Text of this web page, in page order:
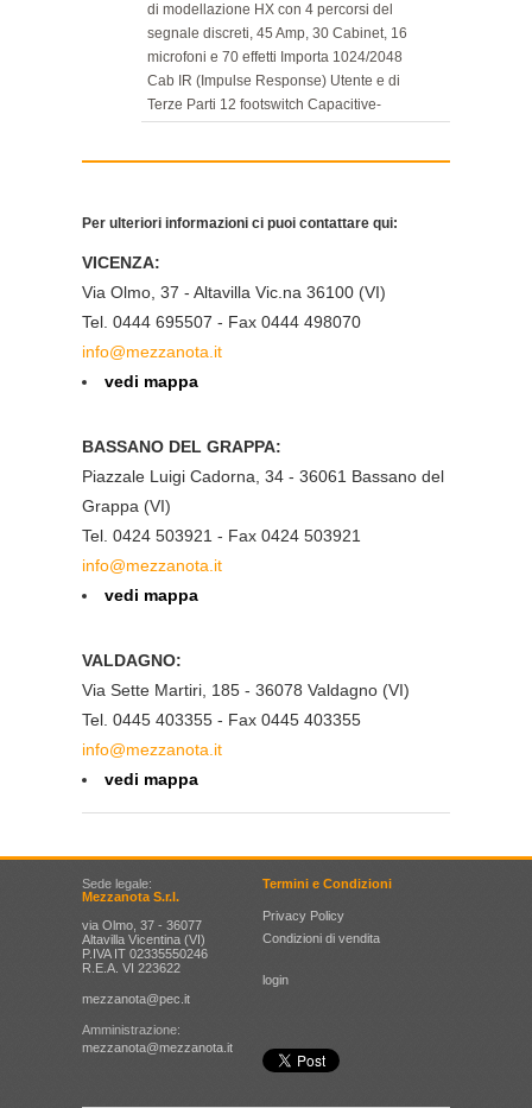
di modellazione HX con 4 percorsi del
segnale discreti, 45 Amp, 30 Cabinet, 16
microfoni e 70 effetti Importa 1024/2048
Cab IR (Impulse Response) Utente e di
Terze Parti 12 footswitch Capacitive-
pedale e di espressione Assegnazione
pedali di espressione, CV/Espression Out,
switch amplificatore esterno, controllo MIDI,
XLR input Numerosi I/O per una perfetta
integrazione con l'intera strumentazione 10
interfaccia audio USB 8 In / 8 Out AES /
di 123dB leader del settore sull'ingresso
bassissimo rumore Costruzione in Alluminio
estremamente robusta Dimensioni: 560 x
301 x 91mm Peso: 6.6 kg Codice prodotto:
Per ulteriori informazioni ci puoi contattare qui:
VICENZA:
Via Olmo, 37 - Altavilla Vic.na 36100 (VI)
Tel. 0444 695507 - Fax 0444 498070
info@mezzanota.it
vedi mappa
BASSANO DEL GRAPPA:
Piazzale Luigi Cadorna, 34 - 36061 Bassano del
Grappa (VI)
Tel. 0424 503921 - Fax 0424 503921
info@mezzanota.it
vedi mappa
VALDAGNO:
Via Sette Martiri, 185 - 36078 Valdagno (VI)
Tel. 0445 403355 - Fax 0445 403355
info@mezzanota.it
vedi mappa
Sede legale:
Mezzanota S.r.l.
via Olmo, 37 - 36077
Altavilla Vicentina (VI)
P.IVA IT 02335550246
R.E.A. VI 223622
mezzanota@pec.it
Amministrazione:
mezzanota@mezzanota.it
Termini e Condizioni
Privacy Policy
Condizioni di vendita
login